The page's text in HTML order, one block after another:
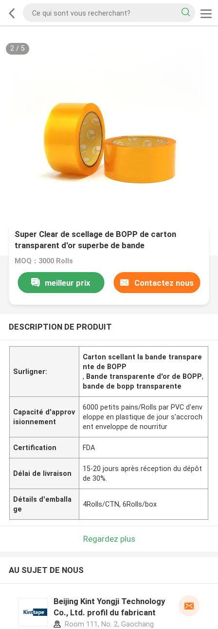
2/ 5
Super Clear de scellage de BOPP de carton
transparent d'or superbe de bande
MOQ：3000 Rolls
meilleur prix Contactez nous
DESCRIPTION DE PRODUIT
Surligner:
Carton scellant la bande transpare
nte de BOPP
, Bande transparente d'or de BOPP,
bande de bopp transparente
Capacité d'approv
isionnement
6000 petits pains/Rolls par PVC d'env
eloppe en plastique de jour s'accroch
ent enveloppe de nourritur
Certification FDA
Délai de livraison
15-20 jours après réception du dépôt
de 30%.
Détails d'emballa
ge
4Rolls/CTN, 6Rolls/box
Regardez plus
AU SUJET DE NOUS
Beijing Kint Yongji Technology
Co., Ltd. profil du fabricant
Room 111, No. 2, Gaochang